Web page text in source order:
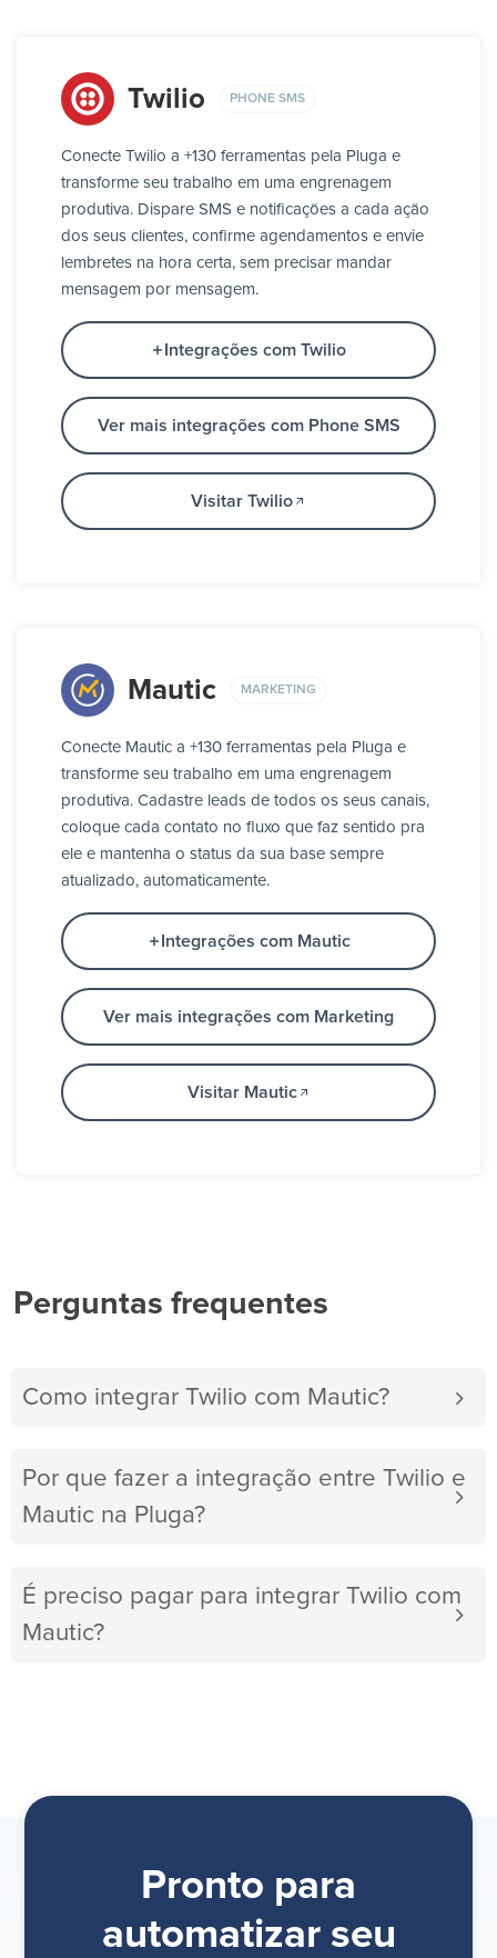
Twilio PHONE SMS
Conecte Twilio a +130 ferramentas pela Pluga e
transforme seu trabalho em uma engrenagem
produtiva. Dispare SMS e notificações a cada ação
dos seus clientes, confirme agendamentos e envie
lembretes na hora certa, sem precisar mandar
mensagem por mensagem.
Integrações com Twilio
Ver mais integrações com Phone SMS
Visitar Twilio
Mautic MARKETING
Conecte Mautic a +130 ferramentas pela Pluga e
transforme seu trabalho em uma engrenagem
produtiva. Cadastre leads de todos os seus canais,
coloque cada contato no fluxo que faz sentido pra
ele e mantenha o status da sua base sempre
atualizado, automaticamente.
Integrações com Mautic
Ver mais integrações com Marketing
Visitar Mautic
Perguntas frequentes
Como integrar Twilio com Mautic?
Por que fazer a integração entre Twilio e
Mautic na Pluga?
É preciso pagar para integrar Twilio com
Mautic?
Pronto para
automatizar seu